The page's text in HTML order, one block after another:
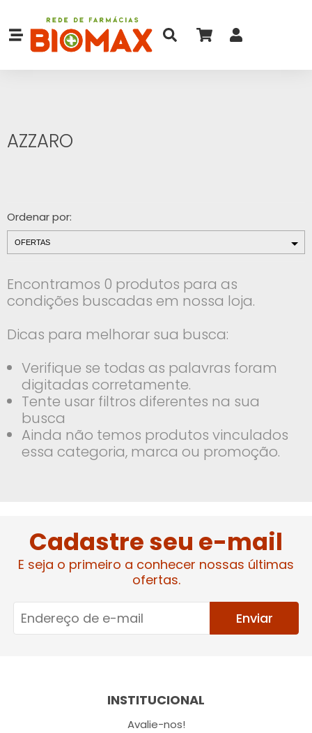
AZZARO
Ordenar por:
Encontramos 0 produtos para as
condições buscadas em nossa loja.
Dicas para melhorar sua busca:
Verifique se todas as palavras foram
digitadas corretamente.
Tente usar filtros diferentes na sua
busca
Ainda não temos produtos vinculados
essa categoria, marca ou promoção.
Cadastre seu e-mail
E seja o primeiro a conhecer nossas últimas
ofertas.
Enviar
INSTITUCIONAL
Avalie-nos!